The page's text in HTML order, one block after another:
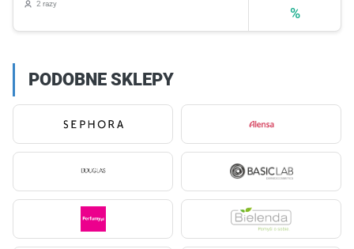
%
2 razy
PODOBNE SKLEPY